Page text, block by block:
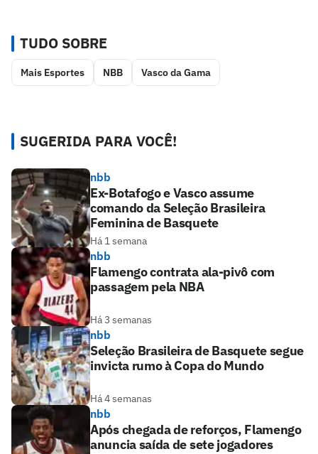
TUDO SOBRE
Mais Esportes NBB Vasco da Gama
SUGERIDA PARA VOCÊ!
nbb
Ex-Botafogo e Vasco assume
comando da Seleção Brasileira
Feminina de Basquete
Há 1 semana
nbb
Flamengo contrata ala-pivô com
passagem pela NBA
Há 3 semanas
nbb
Seleção Brasileira de Basquete segue
invicta rumo à Copa do Mundo
Há 4 semanas
nbb
Após chegada de reforços, Flamengo
anuncia saída de sete jogadores